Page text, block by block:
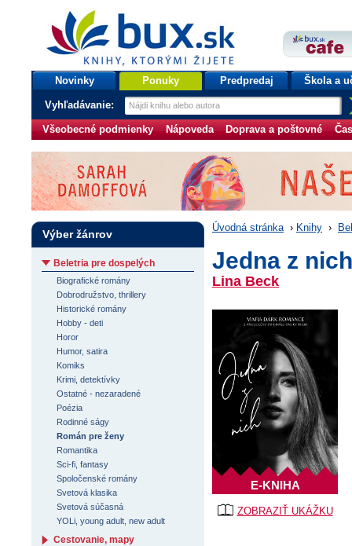
bux.sk
knihy, ktorými žijete
Úvodná stránka
Novinky Ponuky Predpredaj Škola a
Vyhľadávanie:
Všeobecné podmienky Nápoveda Doprava a poštovné
Úvodná stránka › Knihy ›
Jedna z nich
Lina Beck
ZOBRAZIŤ UKÁŽKU
E-KNIHA
Výber žánrov
Beletria pre dospelých
Biografické romány
Dobrodružstvo, thrillery
Historické romány
Hobby - deti
Horor
Humor, satira
Komiks
Krimi, detektívky
Ostatné - nezaradené
Poézia
Rodinné ságy
Román pre ženy
Romantika
Sci-fi, fantasy
Spoločenské romány
Svetová klasika
Svetová súčasná
YOLi, young adult, new adult
Cestovanie, mapy